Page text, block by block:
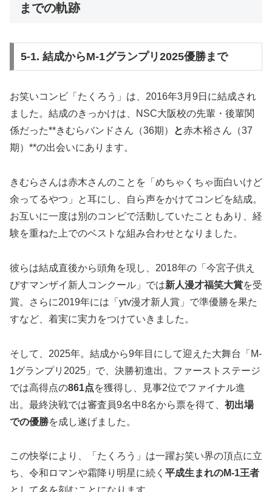
までの軌跡
5-1. 結成からM-1グランプリ2025優勝まで
お笑いコンビ「たくろう」は、2016年3月9日に結成され
ました。結成のきっかけは、NSC大阪校の先輩・後輩関
係だった**きむらバンドさん（36期）
と赤木裕さん（37
期）**の出会いにあります。
きむらさんは赤木さんのことを「めちゃくちゃ面白いけど
余ってるやつ」と耳にし、自ら声をかけてコンビを結成。
お互いに一度は別のコンビで活動していたこともあり、経
験を重ねた上でのベストな組み合わせとなりました。
彼らは結成直後から頭角を現し、2018年の「今宮子供え
びすマンザイ新人コンクール」では新人漫才福笑大賞を受
賞。さらに2019年には「ytv漫才新人賞」で準優勝を果た
すなど、着実に実力をつけていきました。
そして、2025年。結成から9年目にして迎えた大舞台「M-
1グランプリ2025」で、決勝初進出。ファーストステージ
では高得点の861点を獲得し、見事2位でファイナル進
出。最終決戦では審査員9名中8名から票を得て、 初出場
での優勝を成し遂げました。
この快挙により、「たくろう」は一躍お笑い界の頂点に立
ち、令和ロマンや霜降り明星に続く 平成生まれのM-1王者